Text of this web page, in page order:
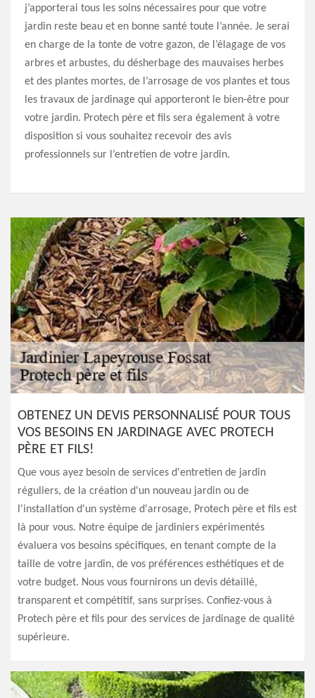
j’apporterai tous les soins nécessaires pour que votre
jardin reste beau et en bonne santé toute l’année. Je serai
en charge de la tonte de votre gazon, de l’élagage de vos
arbres et arbustes, du désherbage des mauvaises herbes
et des plantes mortes, de l’arrosage de vos plantes et tous
les travaux de jardinage qui apporteront le bien-être pour
votre jardin. Protech père et fils sera également à votre
disposition si vous souhaitez recevoir des avis
professionnels sur l’entretien de votre jardin.
OBTENEZ UN DEVIS PERSONNALISÉ POUR TOUS
VOS BESOINS EN JARDINAGE AVEC PROTECH
PÈRE ET FILS!
Que vous ayez besoin de services d'entretien de jardin
réguliers, de la création d'un nouveau jardin ou de
l'installation d'un système d'arrosage, Protech père et fils est
là pour vous. Notre équipe de jardiniers expérimentés
évaluera vos besoins spécifiques, en tenant compte de la
taille de votre jardin, de vos préférences esthétiques et de
votre budget. Nous vous fournirons un devis détaillé,
transparent et compétitif, sans surprises. Confiez-vous à
Protech père et fils pour des services de jardinage de qualité
supérieure.